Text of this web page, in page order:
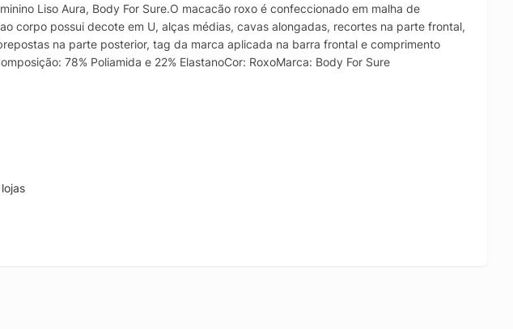
Liso Aura, Body For Sure.O macacão roxo é confeccionado em malha de
corpo possui decote em U, alças médias, cavas alongadas, recortes na parte frontal,
na parte posterior, tag da marca aplicada na barra frontal e comprimento
78% Poliamida e 22% ElastanoCor: RoxoMarca: Body For Sure